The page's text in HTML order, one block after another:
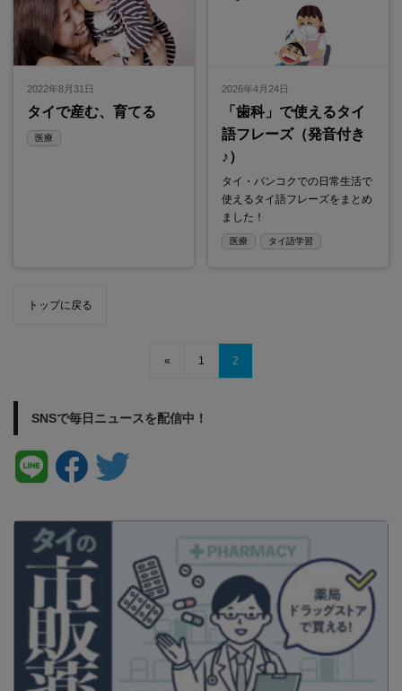
2022年8月31日
タイで産む、育てる
医療
2026年4月24日
「歯科」で使えるタイ
語フレーズ（発音付き
♪）
タイ・バンコクでの日常生活で
使えるタイ語フレーズをまとめ
ました！
医療 タイ語学習
トップに戻る
« 1 2
SNSで毎日ニュースを配信中！